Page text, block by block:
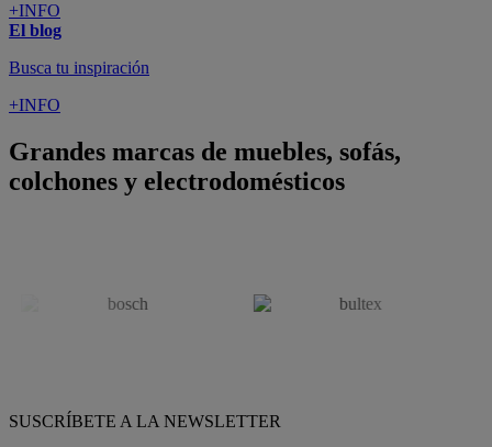
+INFO
El blog
Busca tu inspiración
+INFO
Grandes marcas de muebles, sofás,
colchones y electrodomésticos
SUSCRÍBETE A LA NEWSLETTER